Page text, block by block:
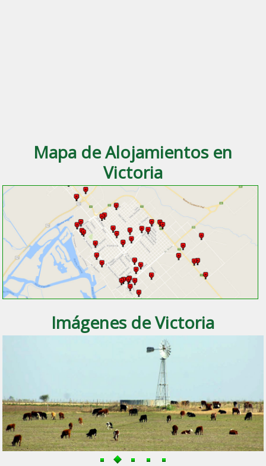
Mapa de Alojamientos en
Victoria
Imágenes de Victoria